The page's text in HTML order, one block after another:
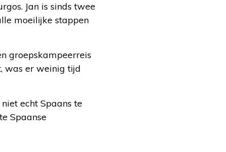
Jan is sinds twee
moeilijke stappen
groepskampeerreis
was er weinig tijd
echt Spaans te
Spaanse